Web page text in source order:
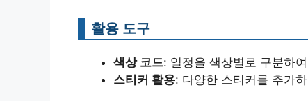
활용 도구
색상 코드: 일정을 색상별로 구분하
스티커 활용: 다양한 스티커를 추가